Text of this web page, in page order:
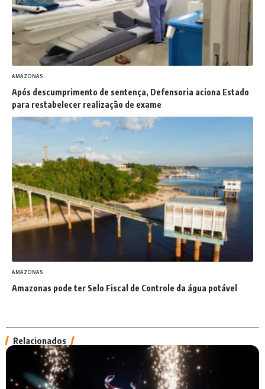
AMAZONAS
Após descumprimento de sentença, Defensoria aciona Estado
para restabelecer realização de exame
AMAZONAS
Amazonas pode ter Selo Fiscal de Controle da água potável
Relacionados